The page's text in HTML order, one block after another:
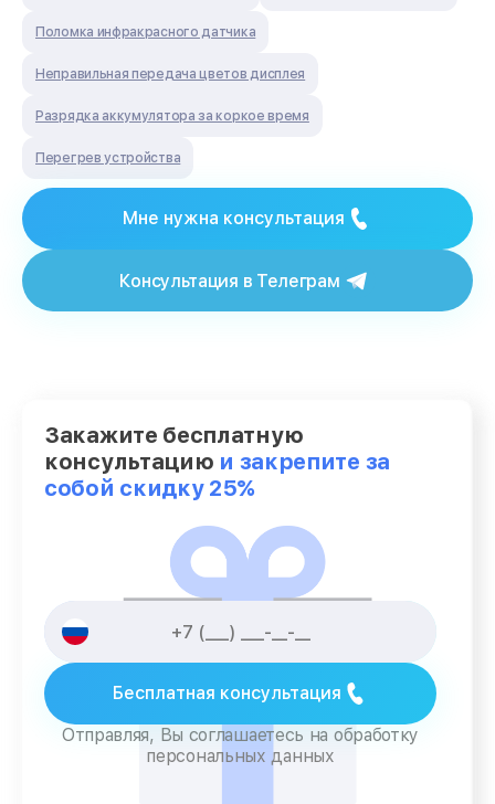
Поломка инфракрасного датчика
Неправильная передача цветов дисплея
Разрядка аккумулятора за коркое время
Перегрев устройства
Мне нужна консультация
Консультация в Телеграм
Закажите бесплатную
консультацию и закрепите за
собой скидку 25%
Бесплатная консультация
Отправляя, Вы соглашаетесь на обработку
персональных данных